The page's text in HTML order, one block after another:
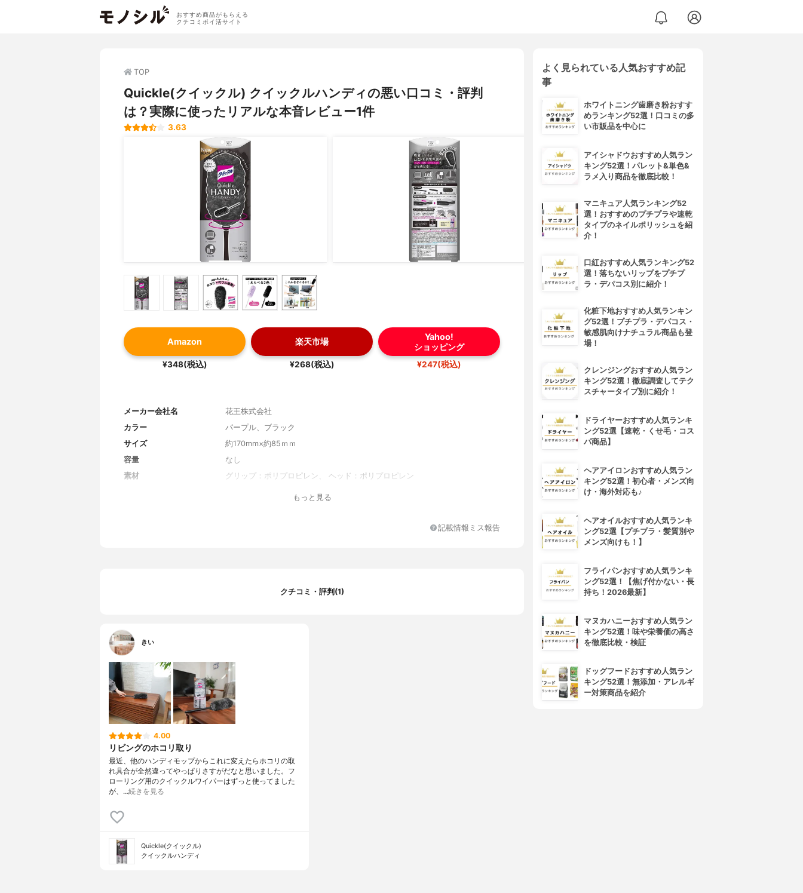
おすすめ商品がもらえる
クチコミポイ活サイト
TOP
Quickle(クイックル) クイックルハンディの悪い口コミ・評判
は？実際に使ったリアルな本音レビュー1件
3.63
Amazon
¥348(税込)
楽天市場
¥268(税込)
Yahoo!
ショッピング
¥247(税込)
メーカー会社名
花王株式会社
カラー
パープル、ブラック
サイズ
約170mm×約85ｍｍ
容量
なし
素材
グリップ：ポリプロピレン、 ヘッド：ポリプロピレン
もっと見る
記載情報ミス報告
クチコミ・評判(1)
きい
4.00
リビングのホコリ取り
最近、他のハンディモップからこれに変えたらホコリの取
れ具合が全然違ってやっぱりさすがだなと思いました。フ
ローリング用のクイックルワイパーはずっと使ってました
が、…続きを見る
Quickle(クイックル)
クイックルハンディ
よく見られている人気おすすめ記
事
ホワイトニング歯磨き粉おすす
めランキング52選！口コミの多
い市販品を中心に
アイシャドウおすすめ人気ラン
キング52選！パレット&単色&
ラメ入り商品を徹底比較！
マニキュア人気ランキング52
選！おすすめのプチプラや速乾
タイプのネイルポリッシュを紹
介！
口紅おすすめ人気ランキング52
選！落ちないリップをプチプ
ラ・デパコス別に紹介！
化粧下地おすすめ人気ランキン
グ52選！プチプラ・デパコス・
敏感肌向けナチュラル商品も登
場！
クレンジングおすすめ人気ラン
キング52選！徹底調査してテク
スチャータイプ別に紹介！
ドライヤーおすすめ人気ランキ
ング52選【速乾・くせ毛・コス
パ商品】
ヘアアイロンおすすめ人気ラン
キング52選！初心者・メンズ向
け・海外対応も♪
ヘアオイルおすすめ人気ランキ
ング52選【プチプラ・髪質別や
メンズ向けも！】
フライパンおすすめ人気ランキ
ング52選！【焦げ付かない・長
持ち！2026最新】
マヌカハニーおすすめ人気ラン
キング52選！味や栄養価の高さ
を徹底比較・検証
ドッグフードおすすめ人気ラン
キング52選！無添加・アレルギ
ー対策商品を紹介